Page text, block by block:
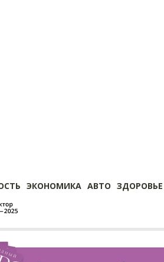
ЭКОНОМИКА АВТО ЗДОРОВЬЕ